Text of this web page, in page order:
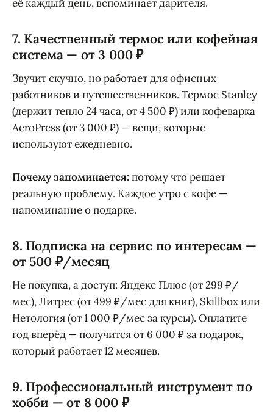
её каждый день, вспоминает дарителя.
7. Качественный термос или кофейная
система — от 3 000 ₽
Звучит скучно, но работает для офисных
работников и путешественников. Термос Stanley
(держит тепло 24 часа, от 4 500 ₽) или кофеварка
AeroPress (от 3 000 ₽) — вещи, которые
используют ежедневно.
Почему запоминается:потому что решает
реальную проблему. Каждое утро с кофе —
напоминание о подарке.
8. Подписка на сервис по интересам —
от 500 ₽/месяц
Не покупка, а доступ: Яндекс Плюс (от 299 ₽/
мес), Литрес (от 499 ₽/мес для книг), Skillbox или
Нетология (от 1 000 ₽/мес за курсы). Оплатите
год вперёд — получится от 6 000 ₽ за подарок,
который работает 12 месяцев.
9. Профессиональный инструмент по
хобби — от 8 000 ₽